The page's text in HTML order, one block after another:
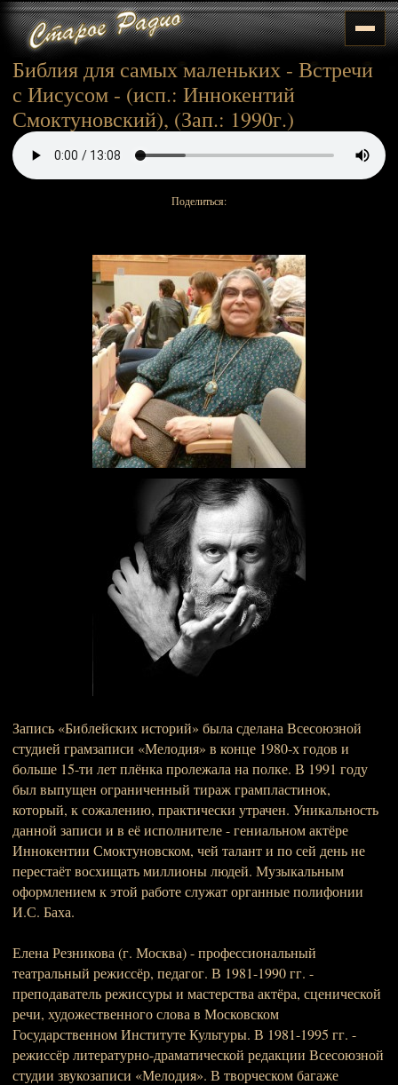
Библия для самых маленьких - Встречи
с Иисусом - (исп.: Иннокентий
Смоктуновский), (Зап.: 1990г.)
Поделиться:
Запись «Библейских историй» была сделана Всесоюзной
студией грамзаписи «Мелодия» в конце 1980-х годов и
больше 15-ти лет плёнка пролежала на полке. В 1991 году
был выпущен ограниченный тираж грампластинок,
который, к сожалению, практически утрачен. Уникальность
данной записи и в её исполнителе - гениальном актёре
Иннокентии Смоктуновском, чей талант и по сей день не
перестаёт восхищать миллионы людей. Музыкальным
оформлением к этой работе служат органные полифонии
И.С. Баха.
Елена Резникова (г. Москва) - профессиональный
театральный режиссёр, педагог. В 1981-1990 гг. -
преподаватель режиссуры и мастерства актёра, сценической
речи, художественного слова в Московском
Государственном Институте Культуры. В 1981-1995 гг. -
режиссёр литературно-драматической редакции Всесоюзной
студии звукозаписи «Мелодия». В творческом багаже